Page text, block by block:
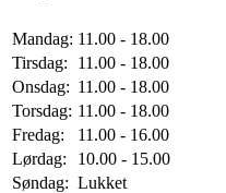
Mandag: 11.00 - 18.00
Tirsdag:
11.00 - 18.00
Onsdag: 11.00 - 18.00
Torsdag: 11.00 - 18.00
Fredag:
11.00 - 16.00
Lørdag:
10.00 - 15.00
Søndag: Lukket